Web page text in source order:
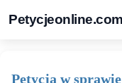
Petycjeonline.com
Petycja w